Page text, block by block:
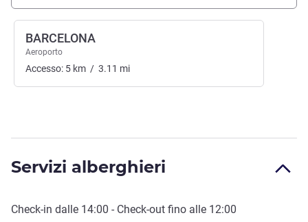
BARCELONA
Aeroporto
Accesso: 5 km / 3.11 mi
Servizi alberghieri
Check-in dalle 14:00 - Check-out fino alle 12:00